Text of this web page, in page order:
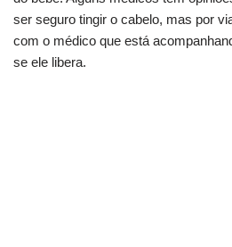
ser seguro tingir o cabelo, mas por
com o médico que está
se ele libera.